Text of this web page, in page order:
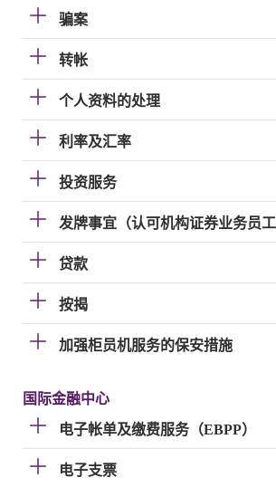
骗案
转帐
个人资料的处理
利率及汇率
投资服务
发牌事宜（认可机构证券业务员工
贷款
按揭
加强柜员机服务的保安措施
国际金融中心
电子帐单及缴费服务（EBPP）
电子支票